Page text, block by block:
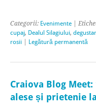
Categorii: Evenimente |
cupaj, Dealul Silagiului,
rosii
Legătură permanentă
Craiova Blog
alese și prietenie